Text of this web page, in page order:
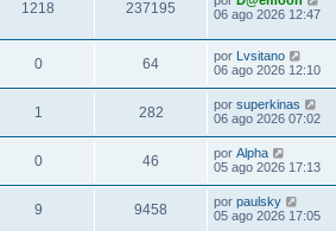
1218 237195
06 ago 2026 12:47
0 64 por Lvsitano
06 ago 2026 12:10
1 282 por superkinas
06 ago 2026 07:02
0 46 por Alpha
05 ago 2026 17:13
9 9458 por paulsky
05 ago 2026 17:05